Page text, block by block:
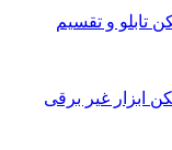
تابلو و تقسیم
ابزار غیر برقی